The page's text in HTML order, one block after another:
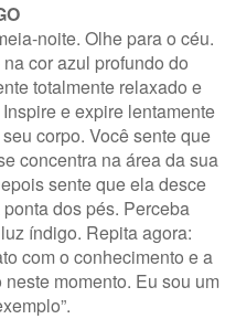
noite. Olhe para o céu.
cor azul profundo do
totalmente relaxado e
e expire lentamente
corpo. Você sente que
concentra na área da sua
sente que ela desce
dos pés. Perceba
índigo. Repita agora:
com o conhecimento e a
momento. Eu sou um